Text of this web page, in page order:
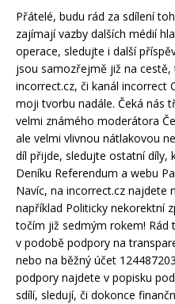
Přátelé, budu rád za sdílení
zajímají vazby dalších médií
operace, sledujte i další
jsou samozřejmě již na
incorrect.cz, či kanál incorrect
moji tvorbu nadále. Čeká nás
velmi známého moderátora
ale velmi vlivnou nátlakovou
díl přijde, sledujte ostatní díly,
Deníku Referendum a webu
Navíc, na incorrect.cz najdete
například Politicky nekorektní
točím již sedmým rokem! Rád
v podobě podpory na
nebo na běžný účet
podpory najdete v popisku
sdílí, sledují, či dokonce